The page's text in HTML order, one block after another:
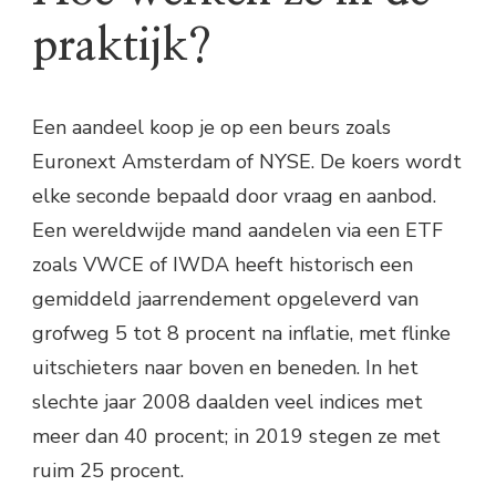
praktijk?
Een aandeel koop je op een beurs zoals
Euronext Amsterdam of NYSE. De koers wordt
elke seconde bepaald door vraag en aanbod.
Een wereldwijde mand aandelen via een ETF
zoals VWCE of IWDA heeft historisch een
gemiddeld jaarrendement opgeleverd van
grofweg 5 tot 8 procent na inflatie, met flinke
uitschieters naar boven en beneden. In het
slechte jaar 2008 daalden veel indices met
meer dan 40 procent; in 2019 stegen ze met
ruim 25 procent.